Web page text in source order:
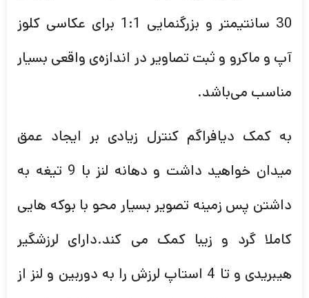
30 سانتیمتر و بزرگنمایی 1:1 برای عکاسی کلوز
آپ و ماکرو و ثبت تصاویر در اندازه‌ی واقعی بسیار
مناسب می‌باشد.
به کمک دیافراگم کنترل زیادی بر ایجاد عمق
میدان خواهید داشت و دهانه لنز با 9 تیغه به
داشتن پس زمینه تصویر بسیار محو با بوکه هایی
کاملا گرد و زیبا کمک می کند.دارای لرزشگیر
هیبریدی و تا 4 استاپ لرزش را به دوربین و لنز از